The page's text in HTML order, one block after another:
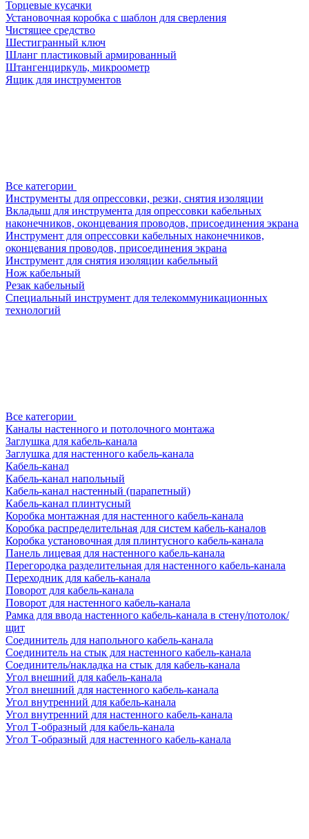
Торцевые кусачки
Установочная коробка с шаблон для сверления
Чистящее средство
Шестигранный ключ
Шланг пластиковый армированный
Штангенциркуль, микроометр
Ящик для инструментов
Все категории
Инструменты для опрессовки, резки, снятия изоляции
Вкладыш для инструмента для опрессовки кабельных
наконечников, оконцевания проводов, присоединения экрана
Инструмент для опрессовки кабельных наконечников,
оконцевания проводов, присоединения экрана
Инструмент для снятия изоляции кабельный
Нож кабельный
Резак кабельный
Специальный инструмент для телекоммуникационных
технологий
Все категории
Каналы настенного и потолочного монтажа
Заглушка для кабель-канала
Заглушка для настенного кабель-канала
Кабель-канал
Кабель-канал напольный
Кабель-канал настенный (парапетный)
Кабель-канал плинтусный
Коробка монтажная для настенного кабель-канала
Коробка распределительная для систем кабель-каналов
Коробка установочная для плинтусного кабель-канала
Панель лицевая для настенного кабель-канала
Перегородка разделительная для настенного кабель-канала
Переходник для кабель-канала
Поворот для кабель-канала
Поворот для настенного кабель-канала
Рамка для ввода настенного кабель-канала в стену/потолок/
щит
Соединитель для напольного кабель-канала
Соединитель на стык для настенного кабель-канала
Соединитель/накладка на стык для кабель-канала
Угол внешний для кабель-канала
Угол внешний для настенного кабель-канала
Угол внутренний для кабель-канала
Угол внутренний для настенного кабель-канала
Угол Т-образный для кабель-канала
Угол Т-образный для настенного кабель-канала